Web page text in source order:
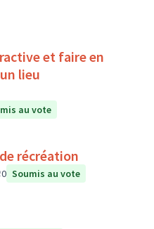
et faire en
lieu
au vote
récréation
0 Soumis au vote